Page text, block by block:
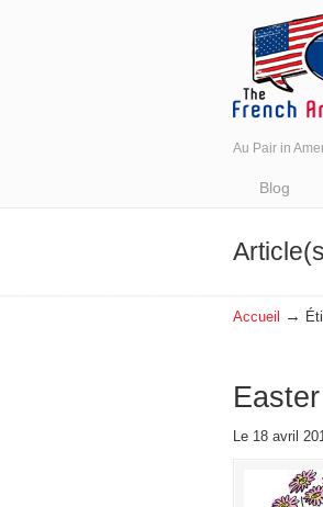
Au Pair in
Blog
Accueil →
Le 18 avril